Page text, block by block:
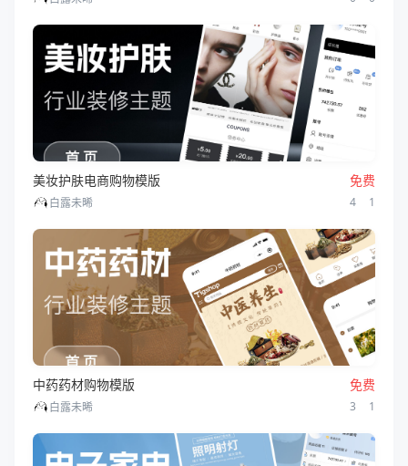
美妆护肤电商购物模版 免费
白露未晞 4 1
中药药材购物模版 免费
白露未晞 3 1